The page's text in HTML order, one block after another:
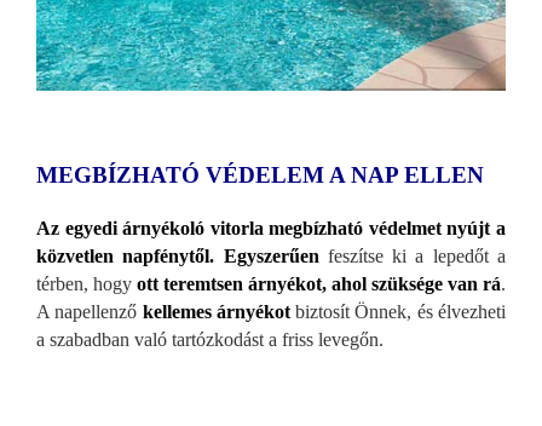
MEGBÍZHATÓ VÉDELEM A NAP ELLEN
Az egyedi árnyékoló vitorla megbízható védelmet nyújt a
közvetlen napfénytől. Egyszerűen feszítse ki a lepedőt a
térben, hogy ott teremtsen árnyékot, ahol szüksége van rá.
A napellenző kellemes árnyékotbiztosít Önnek, és élvezheti
a szabadban való tartózkodást a friss levegőn.